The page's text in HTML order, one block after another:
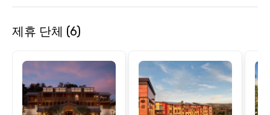
team building. All-Inclusive Group
Dining When meeting
corporate group
Smacking Foodie
제휴 단체 (6)